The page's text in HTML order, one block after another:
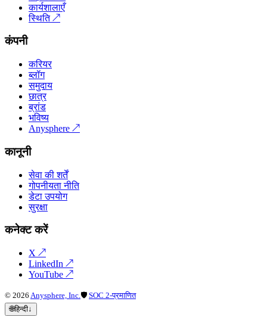
कार्यशालाएँ
स्थिति↗
कंपनी
करियर
ब्लॉग
समुदाय
छात्र
ब्रांड
भविष्य
Anysphere ↗
कानूनी
सेवा की शर्तें
गोपनीयता नीति
डेटा उपयोग
सुरक्षा
कनेक्ट करें
X ↗
LinkedIn ↗
YouTube ↗
© 2026 Anysphere, Inc. 🛡 SOC 2-प्रमाणित
🌐हिन्दी↓